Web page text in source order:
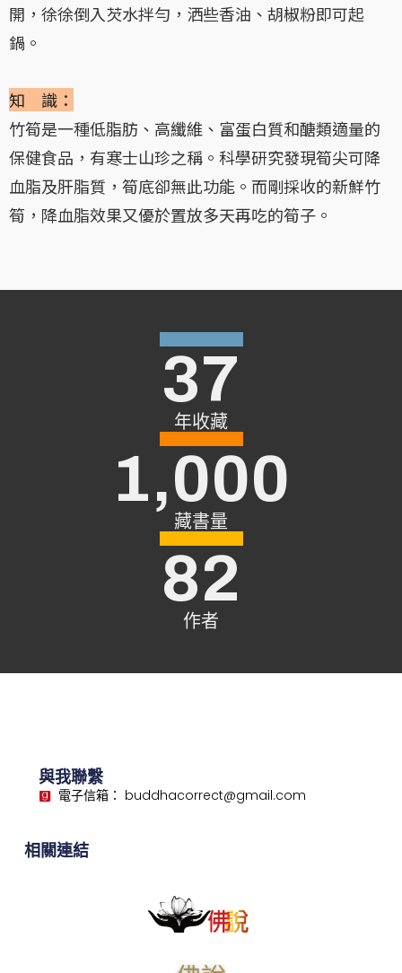
開，徐徐倒入芡水拌勻，洒些香油、胡椒粉即可起
鍋。
知 識：
竹筍是一種低脂肪、高纖維、富蛋白質和醣類適量的
保健食品，有寒士山珍之稱。科學研究發現筍尖可降
血脂及肝脂質，筍底卻無此功能。而剛採收的新鮮竹
筍，降血脂效果又優於置放多天再吃的筍子。
年收藏
37
藏書量
1,000
作者
82
與我聯繫
電子信箱： buddhacorrect@gmail.com
相關連結